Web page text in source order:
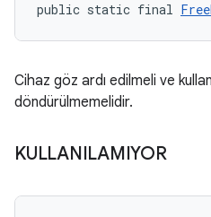
public static final
Cihaz göz ardı edilmeli ve
döndürülmemelidir.
KULLANILAMIYOR